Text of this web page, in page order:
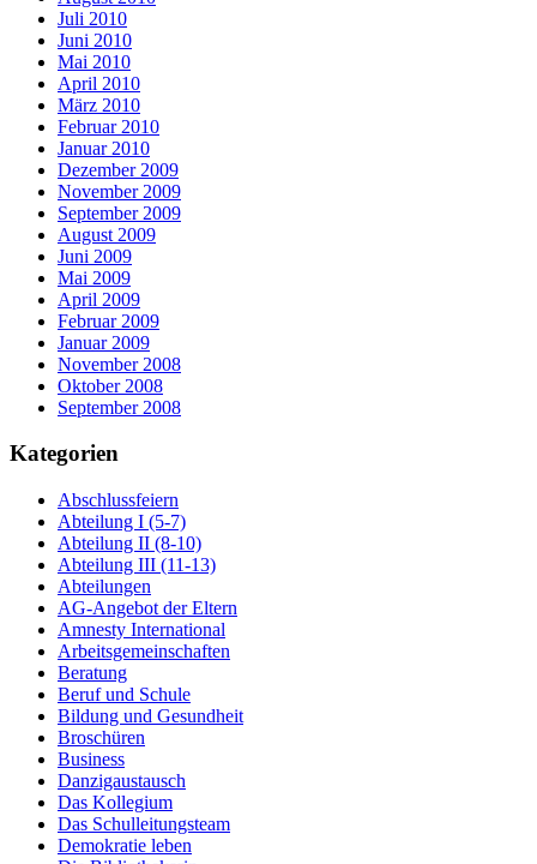
Juli 2010
Juni 2010
Mai 2010
April 2010
März 2010
Februar 2010
Januar 2010
Dezember 2009
November 2009
September 2009
August 2009
Juni 2009
Mai 2009
April 2009
Februar 2009
Januar 2009
November 2008
Oktober 2008
September 2008
Kategorien
Abschlussfeiern
Abteilung I (5-7)
Abteilung II (8-10)
Abteilung III (11-13)
Abteilungen
AG-Angebot der Eltern
Amnesty International
Arbeitsgemeinschaften
Beratung
Beruf und Schule
Bildung und Gesundheit
Broschüren
Business
Danzigaustausch
Das Kollegium
Das Schulleitungsteam
Demokratie leben